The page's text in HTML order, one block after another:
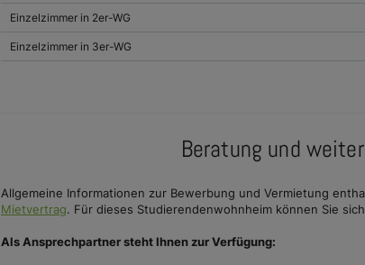
Einzelzimmer in 2er-WG
Einzelzimmer in 3er-WG
Beratung und
Allgemeine Informationen zur Bewerbung und Vermietung
Mietvertrag. Für dieses Studierendenwohnheim können Sie
Als Ansprechpartner steht Ihnen zur Verfügung: